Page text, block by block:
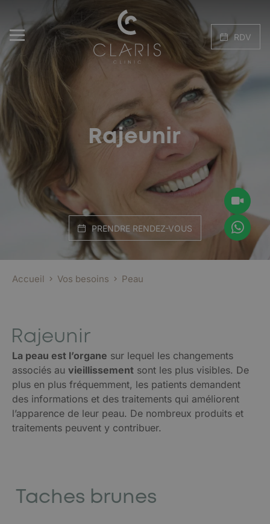
RDV
Rajeunir
PRENDRE RENDEZ-VOUS
Accueil Vos besoins Peau
Rajeunir
La peau est l’organe sur lequel les changements
associés au vieillissement sont les plus visibles. De
plus en plus fréquemment, les patients demandent
des informations et des traitements qui améliorent
l’apparence de leur peau. De nombreux produits et
traitements peuvent y contribuer.
Taches brunes